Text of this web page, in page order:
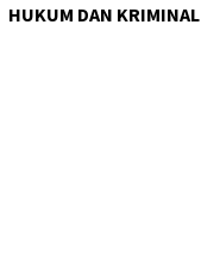
HUKUM DAN KRIMINAL